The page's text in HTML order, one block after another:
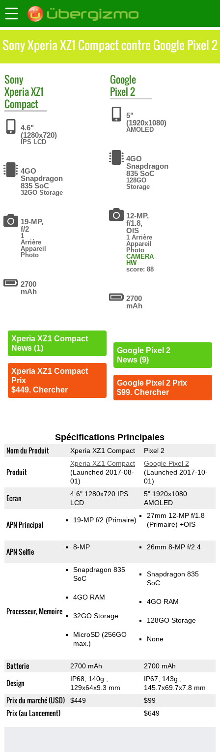
Sony Xperia XZ1 Compact contre Google Pixel 2
Sony
Xperia XZ1
Compact
4.6"
(1280x720)
IPS LCD
4GO
Snapdragon
835 SoC
32GO Storage
19-MP,
f/2
1
Arrière
Appareil
Photo
2700
mAh
Xperia XZ1 Compact
News (1)
Xperia XZ1 Compact
Prix
$449. Chercher
Google
Pixel 2
5"
(1920x1080)
AMOLED
4GO
Snapdragon
835 SoC
128GO
Storage
12-MP,
f/1.8,
OIS
1 Arrière
Appareil
Photo
CAMERA
HW
score: 88
2700
mAh
Google Pixel 2
News (9)
Google Pixel 2 Prix
$99. Chercher
Spécifications Principales
Nom du Produit Xperia XZ1 Compact Pixel 2
Produit
Xperia XZ1 Compact
(Launched 2017-08-
01)
Google Pixel 2
(Launched 2017-10-
01)
Ecran
4.6" 1280x720 IPS
LCD
5" 1920x1080
AMOLED
APN Principal 19-MP f/2 (Primaire)
27mm 12-MP f/1.8
(Primaire) +OIS
APN Selfie 8-MP 26mm 8-MP f/2.4
Processeur, Memoire
Snapdragon 835
SoC
4GO RAM
32GO Storage
MicroSD (256GO
max.)
Snapdragon 835
SoC
4GO RAM
128GO Storage
None
Batterie 2700 mAh 2700 mAh
Design IP68, 140g
129x64x9.3 mm
IP67, 143g
145.7x69.7x7.8 mm
Prix du marché (USD) $449 $99
Prix (au Lancement) $649